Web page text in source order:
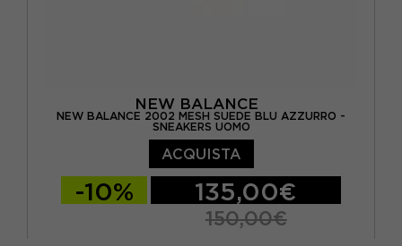
NEW BALANCE
NEW BALANCE 2002 MESH SUEDE BLU AZZURRO -
SNEAKERS UOMO
ACQUISTA
-10% 135,00€
150,00€